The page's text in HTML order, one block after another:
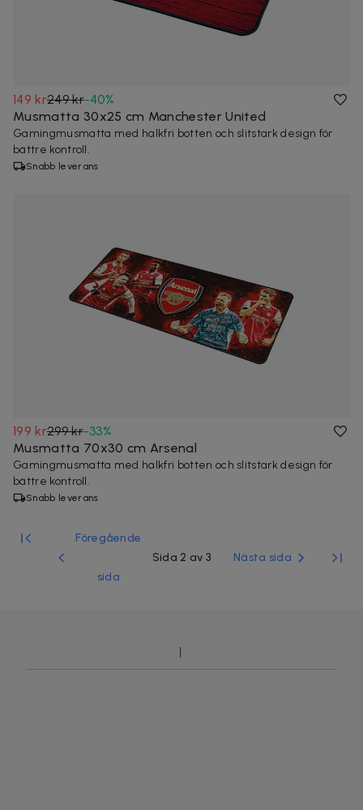
149 kr249 kr-40%
Musmatta 30x25 cm Manchester United
Gamingmusmatta med halkfri botten och slitstark design för
bättre kontroll.
Snabb leverans
199 kr299 kr-33%
Musmatta 70x30 cm Arsenal
Gamingmusmatta med halkfri botten och slitstark design för
bättre kontroll.
Snabb leverans
Föregående
sida
Sida 2 av 3 Nästa sida